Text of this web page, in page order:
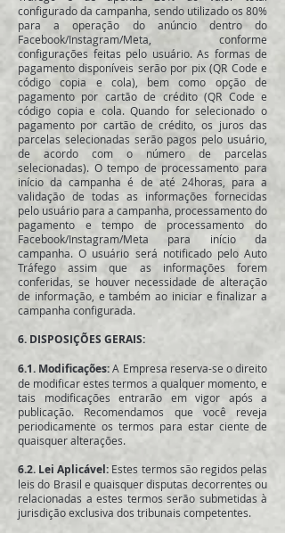
configurado da campanha, sendo utilizado os 80%
para a operação do anúncio dentro do
Facebook/Instagram/Meta, conforme
configurações feitas pelo usuário. As formas de
pagamento disponíveis serão por pix (QR Code e
código copia e cola), bem como opção de
pagamento por cartão de crédito (QR Code e
código copia e cola. Quando for selecionado o
pagamento por cartão de crédito, os juros das
parcelas selecionadas serão pagos pelo usuário,
de acordo com o número de parcelas
selecionadas). O tempo de processamento para
início da campanha é de até 24horas, para a
validação de todas as informações fornecidas
pelo usuário para a campanha, processamento do
pagamento e tempo de processamento do
Facebook/Instagram/Meta para início da
campanha. O usuário será notificado pelo Auto
Tráfego assim que as informações forem
conferidas, se houver necessidade de alteração
de informação, e também ao iniciar e finalizar a
campanha configurada.
6. DISPOSIÇÕES GERAIS:
6.1. Modificações:A Empresa reserva-se o direito
de modificar estes termos a qualquer momento, e
tais modificações entrarão em vigor após a
publicação. Recomendamos que você reveja
periodicamente os termos para estar ciente de
quaisquer alterações.
6.2. Lei Aplicável: Estes termos são regidos pelas
leis do Brasil e quaisquer disputas decorrentes ou
relacionadas a estes termos serão submetidas à
jurisdição exclusiva dos tribunais competentes.